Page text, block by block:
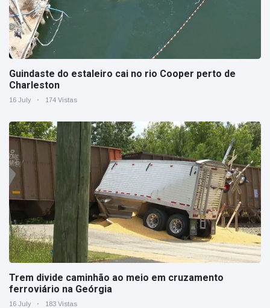
Guindaste do estaleiro cai no rio Cooper perto de
Charleston
16 July 174 Vistas
Trem divide caminhão ao meio em cruzamento
ferroviário na Geórgia
16 July 183 Vistas